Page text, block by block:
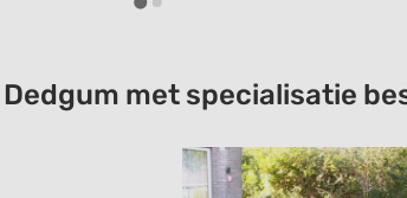
met specialisatie